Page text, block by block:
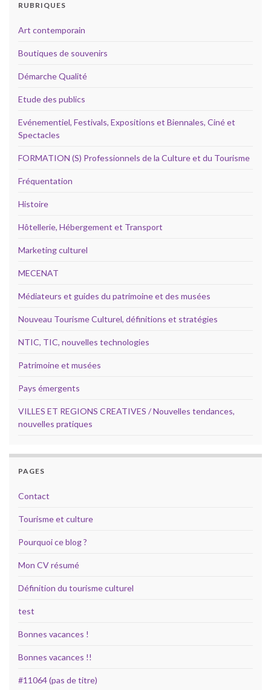
RUBRIQUES
Art contemporain
Boutiques de souvenirs
Démarche Qualité
Etude des publics
Evénementiel, Festivals, Expositions et Biennales, Ciné et
Spectacles
FORMATION (S) Professionnels de la Culture et du Tourisme
Fréquentation
Histoire
Hôtellerie, Hébergement et Transport
Marketing culturel
MECENAT
Médiateurs et guides du patrimoine et des musées
Nouveau Tourisme Culturel, définitions et stratégies
NTIC, TIC, nouvelles technologies
Patrimoine et musées
Pays émergents
VILLES ET REGIONS CREATIVES / Nouvelles tendances,
nouvelles pratiques
PAGES
Contact
Tourisme et culture
Pourquoi ce blog ?
Mon CV résumé
Définition du tourisme culturel
test
Bonnes vacances !
Bonnes vacances !!
#11064 (pas de titre)